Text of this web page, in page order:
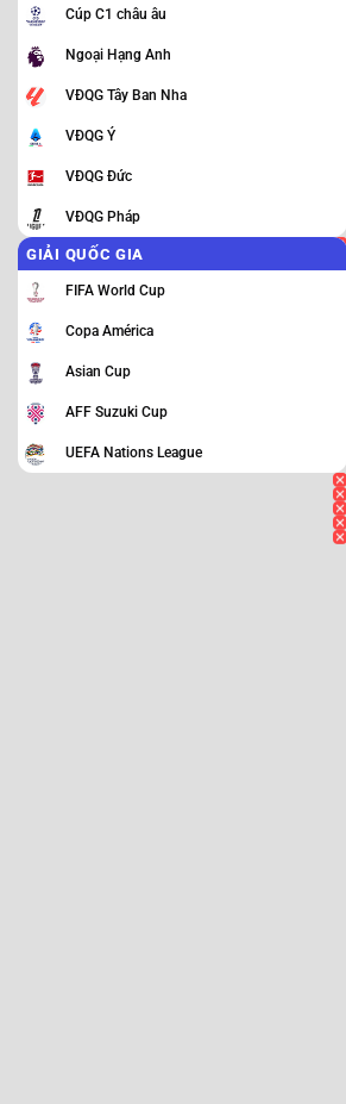
Cúp C1 châu âu
Ngoại Hạng Anh
VĐQG Tây Ban Nha
VĐQG Ý
VĐQG Đức
VĐQG Pháp
GIẢI QUỐC GIA
FIFA World Cup
Copa América
Asian Cup
AFF Suzuki Cup
UEFA Nations League